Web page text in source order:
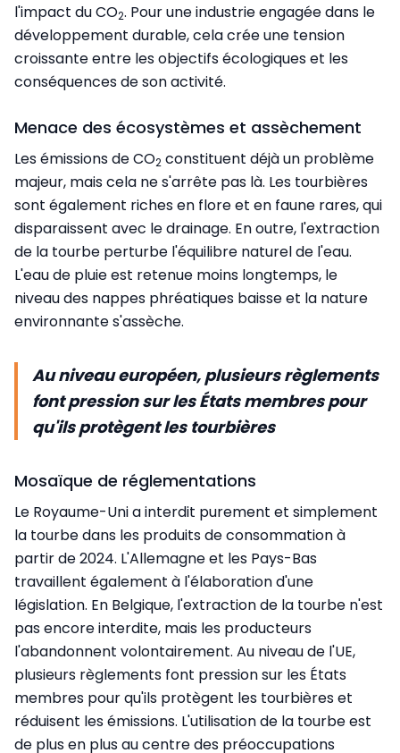
l'impact du CO2. Pour une industrie engagée dans le
développement durable, cela crée une tension
croissante entre les objectifs écologiques et les
conséquences de son activité.
Menace des écosystèmes et assèchement
Les émissions de CO2 constituent déjà un problème
majeur, mais cela ne s'arrête pas là. Les tourbières
sont également riches en flore et en faune rares, qui
disparaissent avec le drainage. En outre, l'extraction
de la tourbe perturbe l'équilibre naturel de l'eau.
L'eau de pluie est retenue moins longtemps, le
niveau des nappes phréatiques baisse et la nature
environnante s'assèche.
Au niveau européen, plusieurs règlements
font pression sur les États membres pour
qu'ils protègent les tourbières
Mosaïque de réglementations
Le Royaume-Uni a interdit purement et simplement
la tourbe dans les produits de consommation à
partir de 2024. L'Allemagne et les Pays-Bas
travaillent également à l'élaboration d'une
législation. En Belgique, l'extraction de la tourbe n'est
pas encore interdite, mais les producteurs
l'abandonnent volontairement. Au niveau de l'UE,
plusieurs règlements font pression sur les États
membres pour qu'ils protègent les tourbières et
réduisent les émissions. L'utilisation de la tourbe est
de plus en plus au centre des préoccupations